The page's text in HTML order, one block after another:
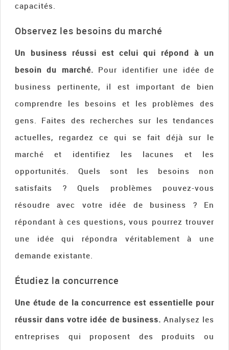
capacités.
Observez les besoins du marché
Un business réussi est celui qui répond à un
besoin du marché. Pour identifier une idée de
business pertinente, il est important de bien
comprendre les besoins et les problèmes des
gens. Faites des recherches sur les tendances
actuelles, regardez ce qui se fait déjà sur le
marché et identifiez les lacunes et les
opportunités. Quels sont les besoins non
satisfaits ? Quels problèmes pouvez-vous
résoudre avec votre idée de business ? En
répondant à ces questions, vous pourrez trouver
une idée qui répondra véritablement à une
demande existante.
Étudiez la concurrence
Une étude de la concurrence est essentielle pour
réussir dans votre idée de business. Analysez les
entreprises qui proposent des produits ou